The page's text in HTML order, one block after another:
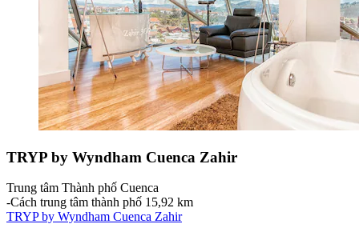
TRYP by Wyndham Cuenca Zahir
Trung tâm Thành phố Cuenca
‐Cách trung tâm thành phố 15,92 km
TRYP by Wyndham Cuenca Zahir